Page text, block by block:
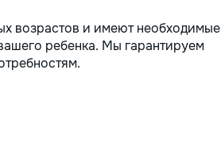
возрастов и имеют необходимые
ребенка. Мы гарантируем